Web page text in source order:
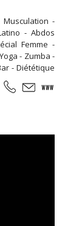
Musculation -
- Abdos
Femme -
- Zumba -
- Diététique
séance est
est offert